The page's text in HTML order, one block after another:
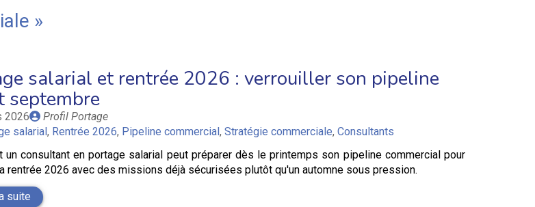
»
salarial et rentrée 2026 : verrouiller son pipeline
septembre
2026
Publié
par
Profil Portage
salarial, Rentrée 2026, Pipeline commercial, Stratégie commerciale, Consultants
un consultant en portage salarial peut préparer dès le printemps son pipeline commercial pour
rentrée 2026 avec des missions déjà sécurisées plutôt qu'un automne sous pression.
suite